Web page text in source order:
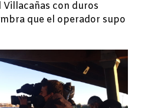
con duros
que el operador supo